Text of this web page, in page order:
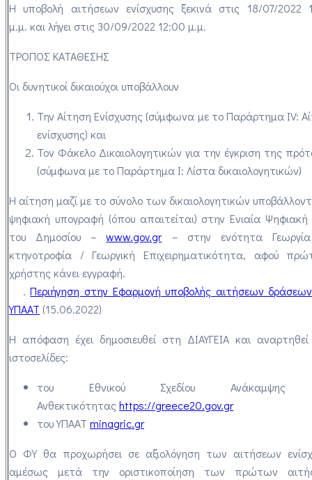
Η υποβολή αιτήσεων ενίσχυσης ξεκινά στις 18/07/2022
μ.μ. και λήγει στις 30/09/2022 12:00 μ.μ.
ΤΡΟΠΟΣ ΚΑΤΑΘΕΣΗΣ
Οι δυνητικοί δικαιούχοι υποβάλλουν
Την Αίτηση Ενίσχυσης (σύμφωνα με το Παράρτημα IV:
ενίσχυσης) και
Τον Φάκελο Δικαιολογητικών για την έγκριση της
(σύμφωνα με το Παράρτημα Ι: Λίστα δικαιολογητικών)
Η αίτηση μαζί με το σύνολο των δικαιολογητικών
ψηφιακή υπογραφή (όπου απαιτείται) στην Ενιαία Ψηφιακή
του Δημοσίου –www.gov.gr– στην ενότητα
κτηνοτροφία / Γεωργική Επιχειρηματικότητα, αφού
χρήστης κάνει εγγραφή.
.Περιήγηση στην Εφαρμογή υποβολής αιτήσεων
ΥΠΑΑΤ (15.06.2022)
Η απόφαση έχει δημοσιευθεί στη ΔΙΑΥΓΕΙΑ και αναρτηθεί
ιστοσελίδες:
του Εθνικού Σχεδίου Ανάκαμψης
Ανθεκτικότηταςhttps://greece20.gov.gr
του ΥΠΑΑΤ minagric.gr
Ο ΦΥ θα προχωρήσει σε αξιολόγηση των αιτήσεων
αμέσως μετά την οριστικοποίηση των πρώτων